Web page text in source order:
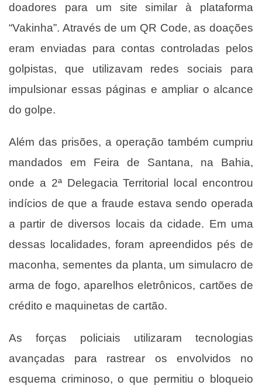
doadores para um site similar à plataforma
“Vakinha”. Através de um QR Code, as doações
eram enviadas para contas controladas pelos
golpistas, que utilizavam redes sociais para
impulsionar essas páginas e ampliar o alcance
do golpe.
Além das prisões, a operação também cumpriu
mandados em Feira de Santana, na Bahia,
onde a 2ª Delegacia Territorial local encontrou
indícios de que a fraude estava sendo operada
a partir de diversos locais da cidade. Em uma
dessas localidades, foram apreendidos pés de
maconha, sementes da planta, um simulacro de
arma de fogo, aparelhos eletrônicos, cartões de
crédito e maquinetas de cartão.
As forças policiais utilizaram tecnologias
avançadas para rastrear os envolvidos no
esquema criminoso, o que permitiu o bloqueio